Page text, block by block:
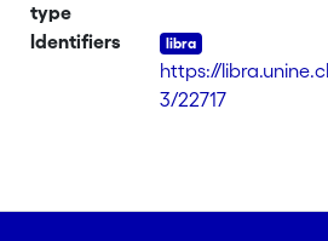
type
Identifiers
https://
3/22717